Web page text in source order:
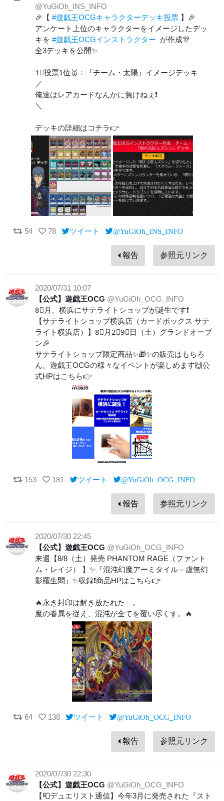
@YuGiOh_INS_INFO
🎉【 #遊戯王OCGキャラクターデッキ投票 】🎉
アンケート上位のキャラクターをイメージしたデッ
キを #遊戯王OCGインストラクター が作成🎊
全3デッキを公開✨
1⃣投票1位🥇：『チーム・太陽』イメージデッキ
／
俺達はレアカードなんかに負けねぇ❗
＼
デッキの詳細はコチラ👉
54 78 ツイート @YuGiOh_INS_INFO
報告 参照元リンク
2020/07/31 10:07
【公式】遊戯王OCG @YuGiOh_OCG_INFO
8⃣月、横浜にサテライトショップが誕生です❗️
【サテライトショップ横浜店（カードボックス サテ
ライト横浜店）】8⃣月2⃣9⃣日（土）グランドオープ
ン🎉
サテライトショップ限定商品✨🎁✨の販売はもちろ
ん、遊戯王OCGの様々なイベントが楽しめます🙌公
式HPはこちら👉
153 181 ツイート @YuGiOh_OCG_INFO
報告 参照元リンク
2020/07/30 22:45
【公式】遊戯王OCG @YuGiOh_OCG_INFO
来週【8/8（土）発売 PHANTOM RAGE（ファント
ム・レイジ） 】✨『混沌幻魔アーミタイル－虚無幻
影羅生悶』✨収録❗️商品HPはこちら👉
🔥永き封印は解き放たれた―。
魔の眷属を従え、混沌が全てを覆い尽くす。🔥
64 138 ツイート @YuGiOh_OCG_INFO
報告 参照元リンク
2020/07/30 22:30
【公式】遊戯王OCG @YuGiOh_OCG_INFO
【📮デュエリスト通信】今年3月に発売された『スト